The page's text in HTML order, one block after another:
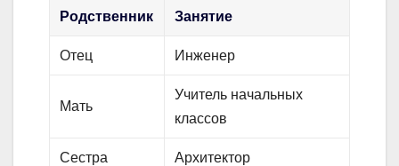
Родственник Занятие
Отец Инженер
Мать
Учитель начальных
классов
Сестра Архитектор